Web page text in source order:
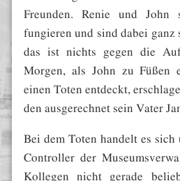
Freunden. Renie und John
fungieren und sind dabei ganz
das ist nichts gegen die
Morgen, als John zu Füßen
einen Toten entdeckt,
den ausgerechnet sein Vater
Bei dem Toten handelt es sich
Controller der
Kollegen nicht gerade